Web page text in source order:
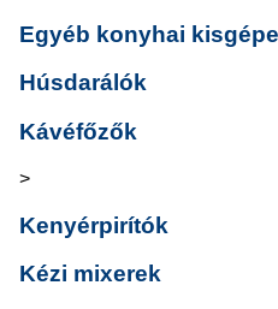
Egyéb konyhai
Húsdarálók
Kávéfőzők
>
Kenyérpirítók
Kézi mixerek